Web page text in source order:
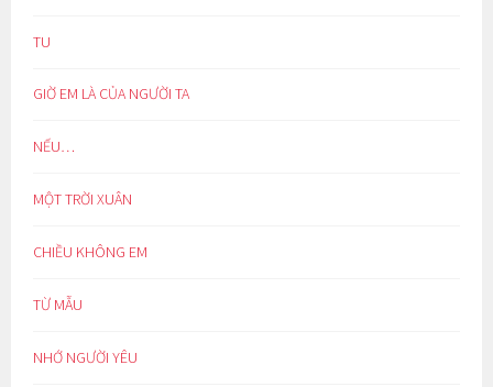
TU
GIỜ EM LÀ CỦA NGƯỜI TA
NẾU…
MỘT TRỜI XUÂN
CHIỀU KHÔNG EM
TỪ MẪU
NHỚ NGƯỜI YÊU